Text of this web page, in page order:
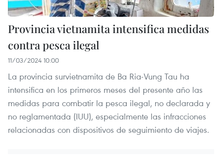
Provincia vietnamita intensifica medidas
contra pesca ilegal
11/03/2024 10:00
La provincia survietnamita de Ba Ria-Vung Tau ha
intensifica en los primeros meses del presente año las
medidas para combatir la pesca ilegal, no declarada y
no reglamentada (IUU), especialmente las infracciones
relacionadas con dispositivos de seguimiento de viajes.